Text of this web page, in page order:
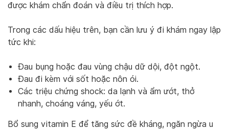
được khám chẩn đoán và điều trị thích hợp.
Trong các dấu hiệu trên, bạn cần lưu ý đi khám ngay lập
tức khi:
Đau bụng hoặc đau vùng chậu dữ dội, đột ngột.
Đau đi kèm với sốt hoặc nôn ói.
Các triệu chứng shock: da lạnh và ẩm ướt, thở
nhanh, choáng váng, yếu ớt.
Bổ sung vitamin E để tăng sức đề kháng, ngăn ngừa u